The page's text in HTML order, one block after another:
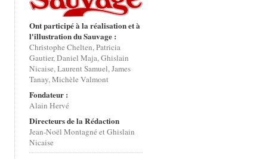
Ont participé à la réalisation et à
l'illustration du Sauvage :
Christophe Chelten, Patricia
Gautier, Daniel Maja, Ghislain
Nicaise, Laurent Samuel, James
Tanay, Michèle Valmont
Fondateur :
Alain Hervé
Directeurs de la Rédaction
Jean-Noël Montagné et Ghislain
Nicaise